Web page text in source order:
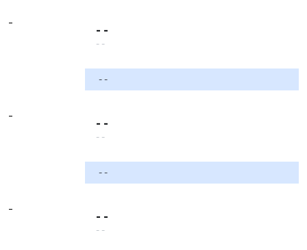
-
- -
- -
- -
-
- -
- -
- -
-
- -
- -